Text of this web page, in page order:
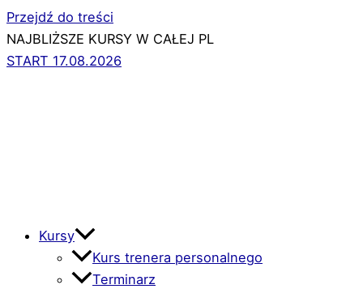
Przejdź do treści
NAJBLIŻSZE KURSY W CAŁEJ PL
START 17.08.2026
Kursy
Kurs trenera personalnego
Terminarz